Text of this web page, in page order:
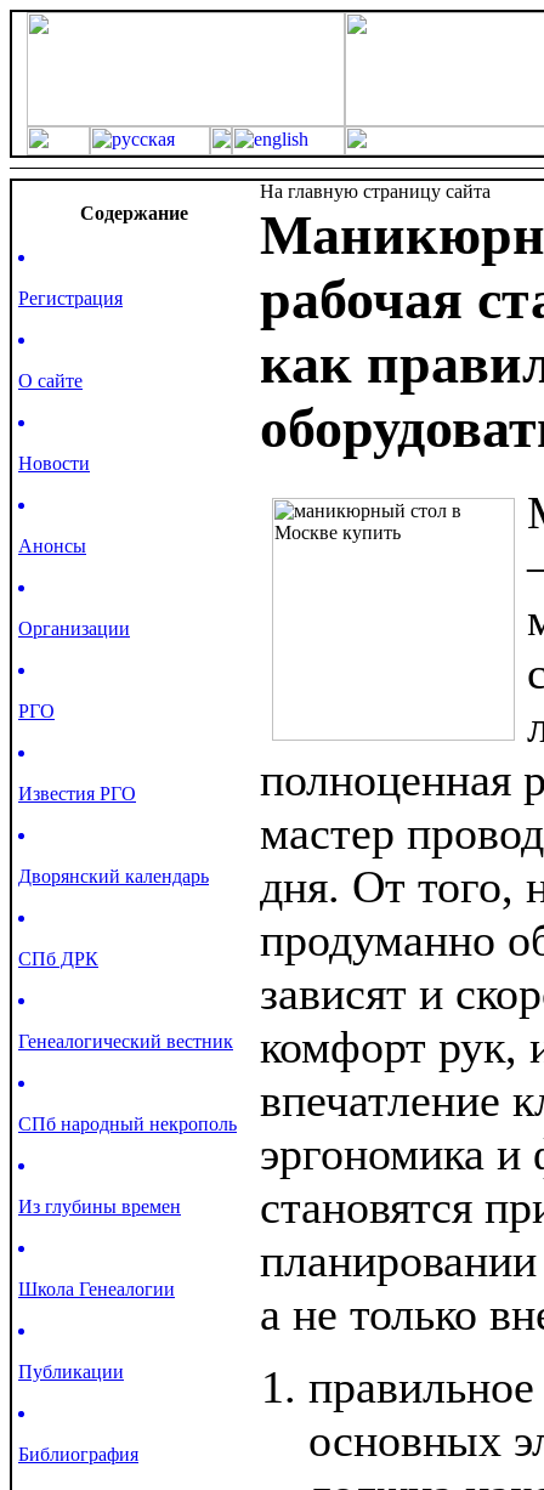
Cодержание
Регистрация
О сайте
Новости
Анонсы
Организации
РГО
Известия РГО
Дворянский календарь
СПб ДРК
Генеалогический вестник
СПб народный некрополь
Из глубины времен
Школа Генеалогии
Публикации
Библиография
На главную страницу сайта
рабочая
как
полноценная
мастер
дня. От того,
продуманно
зависят и
комфорт рук,
впечатление
эргономика и
становятся
а не только
основных